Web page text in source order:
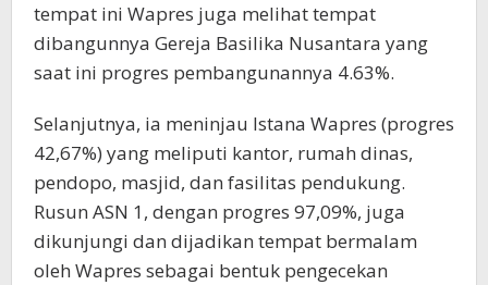
tempat ini Wapres juga melihat tempat
dibangunnya Gereja Basilika Nusantara yang
saat ini progres pembangunannya 4.63%.
Selanjutnya, ia meninjau Istana Wapres (progres
42,67%) yang meliputi kantor, rumah dinas,
pendopo, masjid, dan fasilitas pendukung.
Rusun ASN 1, dengan progres 97,09%, juga
dikunjungi dan dijadikan tempat bermalam
oleh Wapres sebagai bentuk pengecekan